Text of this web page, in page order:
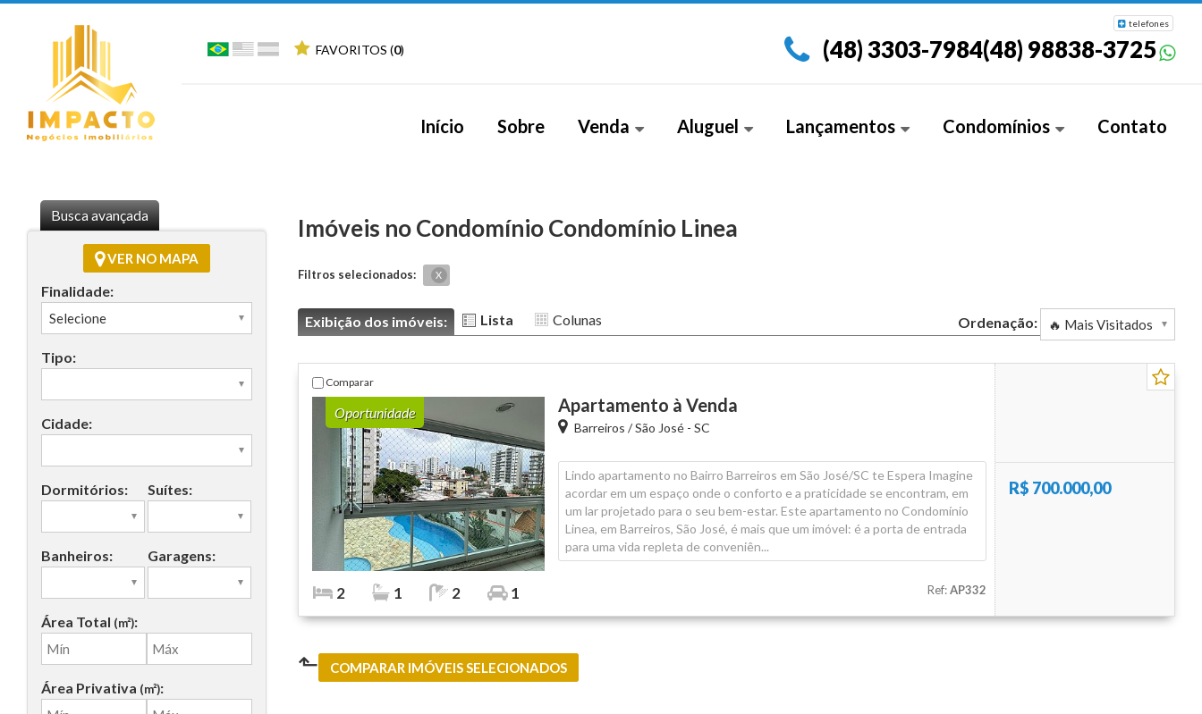
FAVORITOS (0) (48) 3303-7984(48) 98838-3725
telefones
Início Sobre Venda
Casa Alto Padrão (5)
Flat (5)
Loft (1)
Pousada (1)
Sala Comercial (4)
Sítio (2)
Aluguel Lançamentos Condomínios
Amon Rá Tower (7)
Blanc Residence (2)
Bosque da Pedra (6)
Bosque dos Girassóis (1)
Bristol Residence (2)
Bruxelas (2)
Contato
Imóveis no Condomínio Condomínio Linea
Filtros selecionados: X
Exibição dos imóveis: Lista Colunas Ordenação:
Comparar
Oportunidade Apartamento à Venda
Barreiros /São José - SC
Ref:AP332
Lindo apartamento no Bairro Barreiros em São José/SC te Espera Imagine
acordar em um espaço onde o conforto e a praticidade se encontram, em
um lar projetado para o seu bem-estar. Este apartamento no Condomínio
Linea, em Barreiros, São José, é mais que um imóvel: é a porta de entrada
para uma vida repleta de conveniên...
R$ 700.000,00
2 1 2 1
⬑ COMPARAR IMÓVEIS SELECIONADOS
Busca avançada
VER NO MAPA
Finalidade:
Tipo:
Cidade:
Dormitórios: Suítes:
Banheiros: Garagens:
Área Total (m²):
Área Privativa (m²):